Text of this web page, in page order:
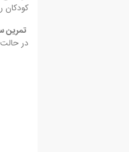
کودکان
تمرین
در حالت